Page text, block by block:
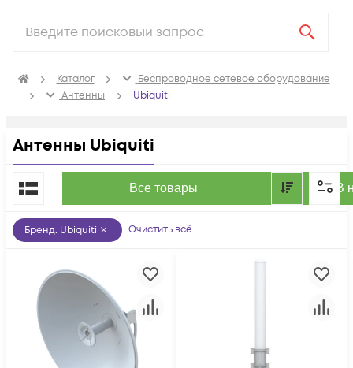
Каталог
Беспроводное сетевое оборудование
Антенны
Ubiquiti
Антенны Ubiquiti
Все товары В
По популярности
Бренд: Ubiquiti Очистить всё